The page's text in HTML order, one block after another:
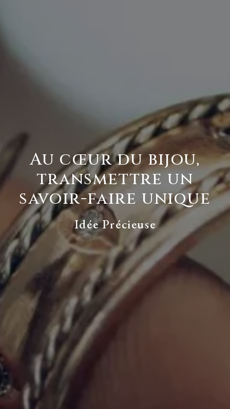
Au cœur du bijou,
transmettre un
savoir-faire unique
Idée Précieuse